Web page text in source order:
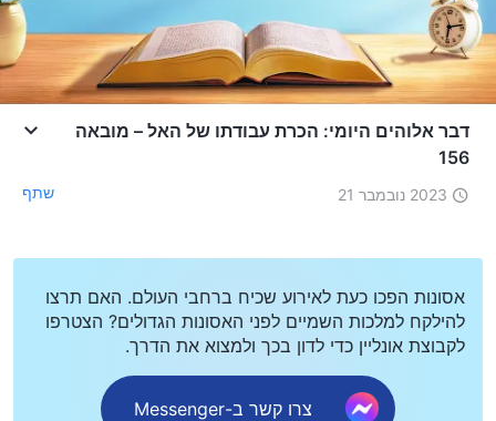
דבר אלוהים היומי: הכרת עבודתו של האל – מובאה
156
2023 נובמבר 21 שתף
אסונות הפכו כעת לאירוע שכיח ברחבי העולם. האם תרצו
להילקח למלכות השמיים לפני האסונות הגדולים? הצטרפו
לקבוצת אונליין כדי לדון בכך ולמצוא את הדרך.
צרו קשר ב-Messenger